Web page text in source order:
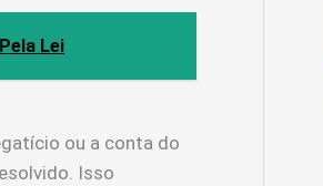
Lei
ou a conta do
Isso